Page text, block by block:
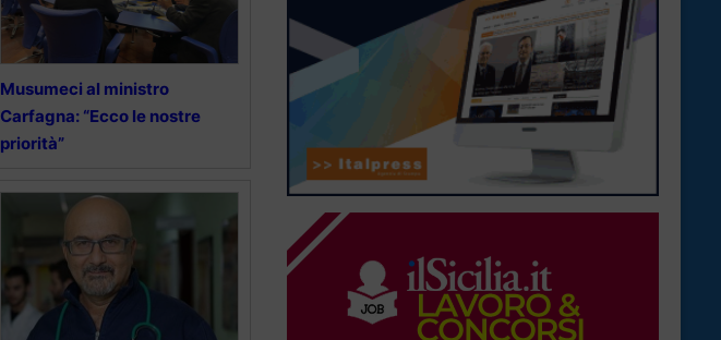
Musumeci al ministro
Carfagna: “Ecco le nostre
priorità”